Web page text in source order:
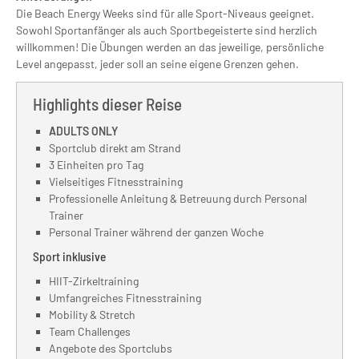
Die Beach Energy Weeks sind für alle Sport-Niveaus geeignet.
Sowohl Sportanfänger als auch Sportbegeisterte sind herzlich
willkommen! Die Übungen werden an das jeweilige, persönliche
Level angepasst, jeder soll an seine eigene Grenzen gehen.
Highlights dieser Reise
ADULTS ONLY
Sportclub direkt am Strand
3 Einheiten pro Tag
Vielseitiges Fitnesstraining
Professionelle Anleitung & Betreuung durch Personal
Trainer
Personal Trainer während der ganzen Woche
Sport inklusive
HIIT-Zirkeltraining
Umfangreiches Fitnesstraining
Mobility & Stretch
Team Challenges
Angebote des Sportclubs